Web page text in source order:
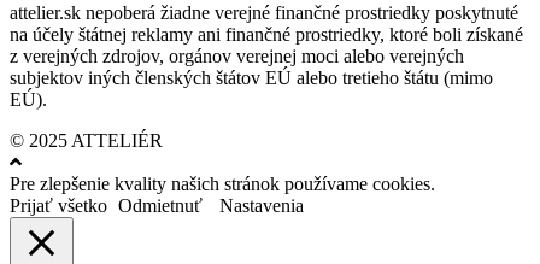
attelier.sk nepoberá žiadne verejné finančné prostriedky poskytnuté
na účely štátnej reklamy ani finančné prostriedky, ktoré boli získané
z verejných zdrojov, orgánov verejnej moci alebo verejných
subjektov iných členských štátov EÚ alebo tretieho štátu (mimo
EÚ).
© 2025 ATTELIÉR
Pre zlepšenie kvality našich stránok používame cookies.
Prijať všetko Odmietnuť Nastavenia